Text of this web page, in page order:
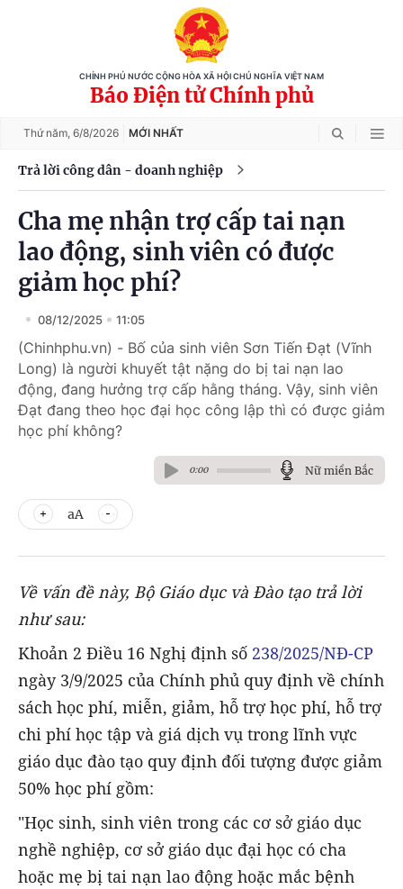
CHÍNH PHỦ NƯỚC CỘNG HÒA XÃ HỘI CHỦ NGHĨA VIỆT NAM
Báo Điện tử Chính phủ
Thứ năm, 6/8/2026 MỚI NHẤT
Trả lời công dân - doanh nghiệp
Cha mẹ nhận trợ cấp tai nạn
lao động, sinh viên có được
giảm học phí?
08/12/2025 11:05
(Chinhphu.vn) - Bố của sinh viên Sơn Tiến Đạt (Vĩnh
Long) là người khuyết tật nặng do bị tai nạn lao
động, đang hưởng trợ cấp hằng tháng. Vậy, sinh viên
Đạt đang theo học đại học công lập thì có được giảm
học phí không?
0:00 Nữ miền Bắc
aA
Về vấn đề này, Bộ Giáo dục và Đào tạo trả lời
như sau:
Khoản 2 Điều 16 Nghị định số 238/2025/NĐ-CP
ngày 3/9/2025 của Chính phủ quy định về chính
sách học phí, miễn, giảm, hỗ trợ học phí, hỗ trợ
chi phí học tập và giá dịch vụ trong lĩnh vực
giáo dục đào tạo quy định đối tượng được giảm
50% học phí gồm:
"Học sinh, sinh viên trong các cơ sở giáo dục
nghề nghiệp, cơ sở giáo dục đại học có cha
hoặc mẹ bị tai nạn lao động hoặc mắc bệnh